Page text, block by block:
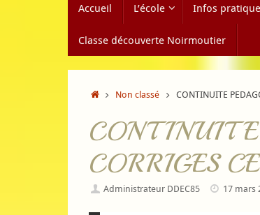
Accueil L’école Infos
Classe découverte Noirmoutier
AccueilNon classé CONTINUITE
CORRIGES
Administrateur DDEC85 17 mars